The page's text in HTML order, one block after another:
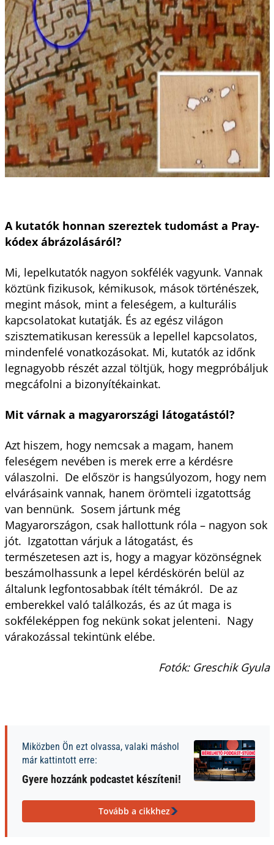
A kutatók honnan szereztek tudomást a Pray-
kódex ábrázolásáról?
Mi, lepelkutatók nagyon sokfélék vagyunk. Vannak
köztünk fizikusok, kémikusok, mások történészek,
megint mások, mint a feleségem, a kulturális
kapcsolatokat kutatják. És az egész világon
szisztematikusan keressük a lepellel kapcsolatos,
mindenfelé vonatkozásokat. Mi, kutatók az időnk
legnagyobb részét azzal töltjük, hogy megpróbáljuk
megcáfolni a bizonyítékainkat.
Mit várnak a magyarországi látogatástól?
Azt hiszem, hogy nemcsak a magam, hanem
feleségem nevében is merek erre a kérdésre
válaszolni. De először is hangsúlyozom, hogy nem
elvárásaink vannak, hanem örömteli izgatottság
van bennünk. Sosem jártunk még
Magyarországon, csak hallottunk róla – nagyon sok
jót. Izgatottan várjuk a látogatást, és
természetesen azt is, hogy a magyar közönségnek
beszámolhassunk a lepel kérdéskörén belül az
általunk legfontosabbak ítélt témákról. De az
emberekkel való találkozás, és az út maga is
sokféleképpen fog nekünk sokat jelenteni. Nagy
várakozással tekintünk elébe.
Fotók: Greschik Gyula
Miközben Ön ezt olvassa, valaki máshol
már kattintott erre:
Gyere hozzánk podcastet készíteni!
Tovább a cikkhez